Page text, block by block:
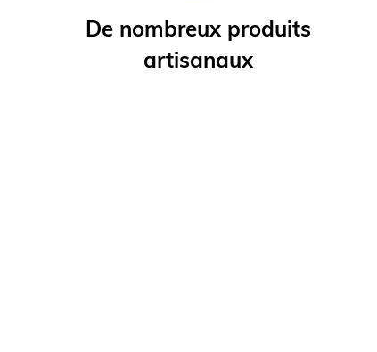
De nombreux produits
artisanaux